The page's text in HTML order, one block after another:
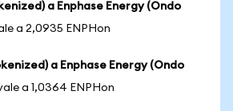
a Enphase Energy (Ondo
a 2,0935 ENPHon
a Enphase Energy (Ondo
a 1,0364 ENPHon